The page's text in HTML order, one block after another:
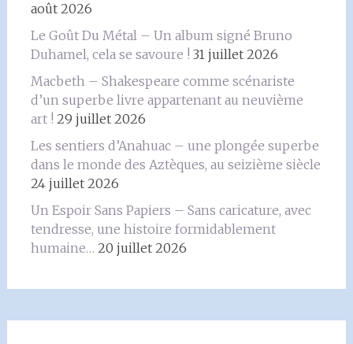
août 2026
Le Goût Du Métal – Un album signé Bruno
Duhamel, cela se savoure ! 31 juillet 2026
Macbeth – Shakespeare comme scénariste
d’un superbe livre appartenant au neuvième
art ! 29 juillet 2026
Les sentiers d’Anahuac – une plongée superbe
dans le monde des Aztèques, au seizième siècle
24 juillet 2026
Un Espoir Sans Papiers – Sans caricature, avec
tendresse, une histoire formidablement
humaine… 20 juillet 2026